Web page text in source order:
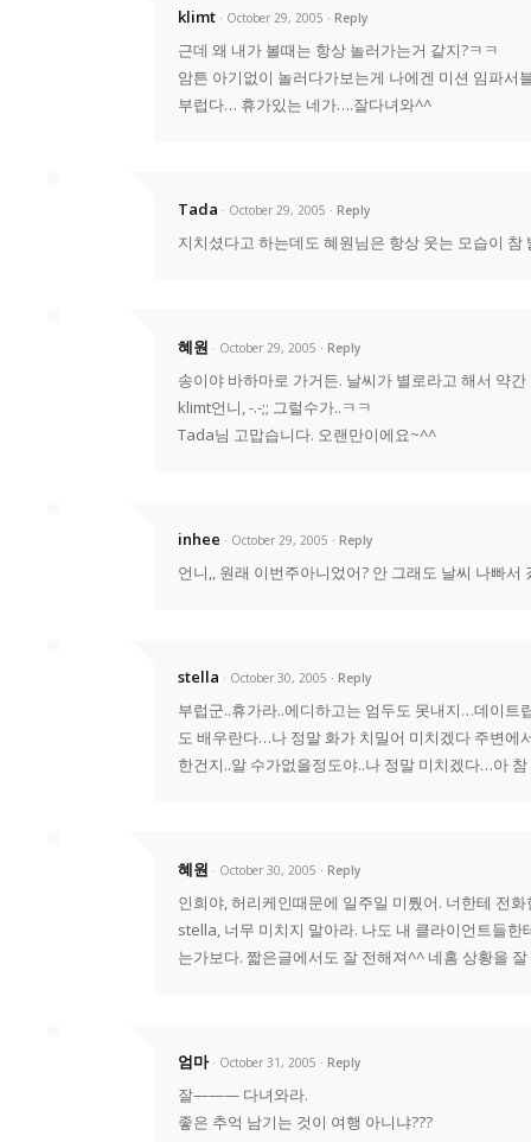
klimt · October 29, 2005 Reply
근데 왜 내가 볼때는 항상 놀러가는거 같지?ㅋㅋ
암튼 아기없이 놀러다가보는게 나에겐 미션 임파서
부럽다… 휴가있는 네가….잘다녀와^^
Tada · October 29, 2005 Reply
지치셨다고 하는데도 혜원님은 항상 웃는 모습이
혜원 · October 29, 2005 Reply
송이야 바하마로 가거든. 날씨가 별로라고 해서 약
klimt언니, -.-;; 그럴수가..ㅋㅋ
Tada님 고맙습니다. 오랜만이에요~^^
inhee · October 29, 2005 Reply
언니,, 원래 이번주아니었어? 안 그래도 날씨 나빠
stella · October 30, 2005 Reply
부럽군..휴가라..에디하고는 엄두도 못내지…데이트
도 배우란다…나 정말 화가 치밀어 미치겠다 주변
한건지..알 수가없을정도야..나 정말 미치겠다…아
혜원 · October 30, 2005 Reply
인희야, 허리케인때문에 일주일 미뤘어. 너한테 전
stella, 너무 미치지 말아라. 나도 내 클라이언트들
는가보다. 짧은글에서도 잘 전해져^^ 네홈 상황을
엄마 · October 31, 2005 Reply
잘——— 다녀와라.
좋은 추억 남기는 것이 여행 아니냐???